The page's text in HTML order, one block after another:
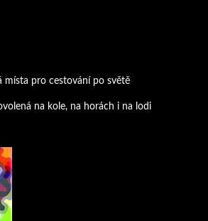
místa pro cestování po světě
na kole, na horách i na lodi